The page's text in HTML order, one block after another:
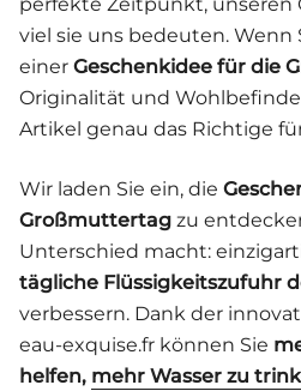
viel sie uns bedeuten. Wenn
einer Geschenkidee für die
Originalität und
Artikel genau das Richtige
Wir laden Sie ein, die
Großmuttertag zu
Unterschied macht:
tägliche Flüssigkeitszufuhr
verbessern. Dank der
eau-exquise.fr können Sie
helfen, mehr Wasser zu